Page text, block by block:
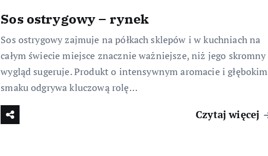
Sos ostrygowy – rynek
Sos ostrygowy zajmuje na półkach sklepów i w kuchniach na
całym świecie miejsce znacznie ważniejsze, niż jego skromny
wygląd sugeruje. Produkt o intensywnym aromacie i głębokim
smaku odgrywa kluczową rolę…
Czytaj więcej